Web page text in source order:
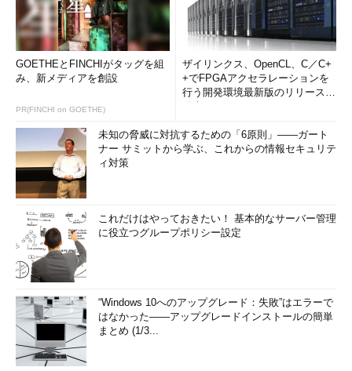
GOETHEとFINCHIがタッグを組
み、新メディアを創設
PR(FINCHI on GOETHE)
ザイリンクス、OpenCL、C／C+
+でFPGAアクセラレーションを
行う開発環境最新版のリリースを
未知の脅威に対抗するための「6原則」――ガート
ナー サミットから学ぶ、これからの情報セキュリテ
ィ対策
これだけはやっておきたい！ 基本的なサーバー管理
に役立つグループポリシー設定
“Windows 10へのアップグレード：失敗”はエラーで
はなかった――アップグレードインストールの簡単
まとめ (1/3...